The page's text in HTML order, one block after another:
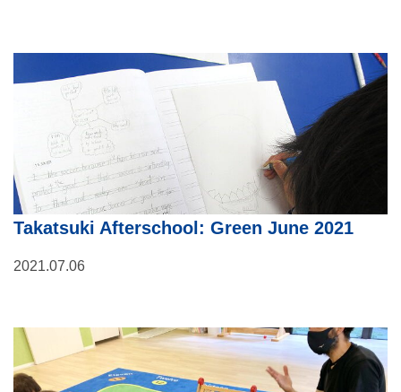
Takatsuki Afterschool: Green June 2021
2021.07.06